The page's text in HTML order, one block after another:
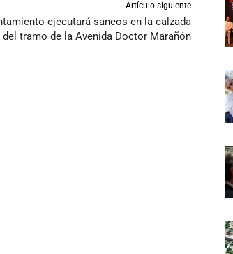
Artículo siguiente
ejecutará saneos en la calzada
del tramo de la Avenida Doctor Marañón